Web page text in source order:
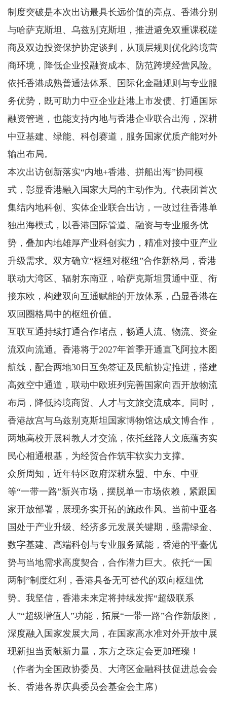
制度突破是本次出访最具长远价值的亮点。香港分别
与哈萨克斯坦、乌兹别克斯坦，推进避免双重课税磋
商及双边投资保护协定谈判，从顶层规则优化跨境营
商环境，降低企业投融资成本、防范跨境经营风险。
依托香港成熟普通法体系、国际化金融规则与专业服
务优势，既可助力中亚企业赴港上市发债、打通国际
融资管道，也能支持内地与香港企业联合出海，深耕
中亚基建、绿能、科创赛道，服务国家优质产能对外
输出布局。
本次出访创新落实“内地+香港、拼船出海”协同模
式，彰显香港融入国家大局的主动作为。代表团首次
集结内地科创、实体企业联合出访，一改过往香港单
独出海模式，以香港国际管道、融资与专业服务优
势，叠加内地雄厚产业科创实力，精准对接中亚产业
升级需求。双方确立“枢纽对枢纽”合作新格局，香港
联动大湾区、辐射东南亚，哈萨克斯坦贯通中亚、衔
接东欧，构建双向互通赋能的开放体系，凸显香港在
双回圈格局中的枢纽价值。
互联互通持续打通合作堵点，畅通人流、物流、资金
流双向流通。香港将于2027年首季开通直飞阿拉木图
航线，配合两地30日互免签证及民航协定推进，搭建
高效空中通道，联动中欧班列完善国家向西开放物流
布局，降低跨境商贸、人才与文旅交流成本。同时，
香港故宫与乌兹别克斯坦国家博物馆达成文博合作，
两地高校开展科教人才交流，依托丝路人文底蕴夯实
民心相通根基，为经贸合作筑牢软实力支撑。
众所周知，近年特区政府深耕东盟、中东、中亚
等“一带一路”新兴市场，摆脱单一市场依赖，紧跟国
家开放部署，展现务实开拓的施政作风。当前中亚各
国处于产业升级、经济多元发展关键期，亟需绿金、
数字基建、高端科创与专业服务赋能，香港的平臺优
势与当地需求高度契合，合作潜力巨大。依托“一国
两制”制度红利，香港具备无可替代的双向枢纽优
势。我坚信，香港未来定将持续发挥“超级联系
人”“超级增值人”功能，拓展“一带一路”合作新版图，
深度融入国家发展大局，在国家高水准对外开放中展
现新担当贡献新力量，东方之珠定会更加璀璨！
（作者为全国政协委员、大湾区金融科技促进总会会
长、香港各界庆典委员会基金会主席）
破800亿立方米，丹江